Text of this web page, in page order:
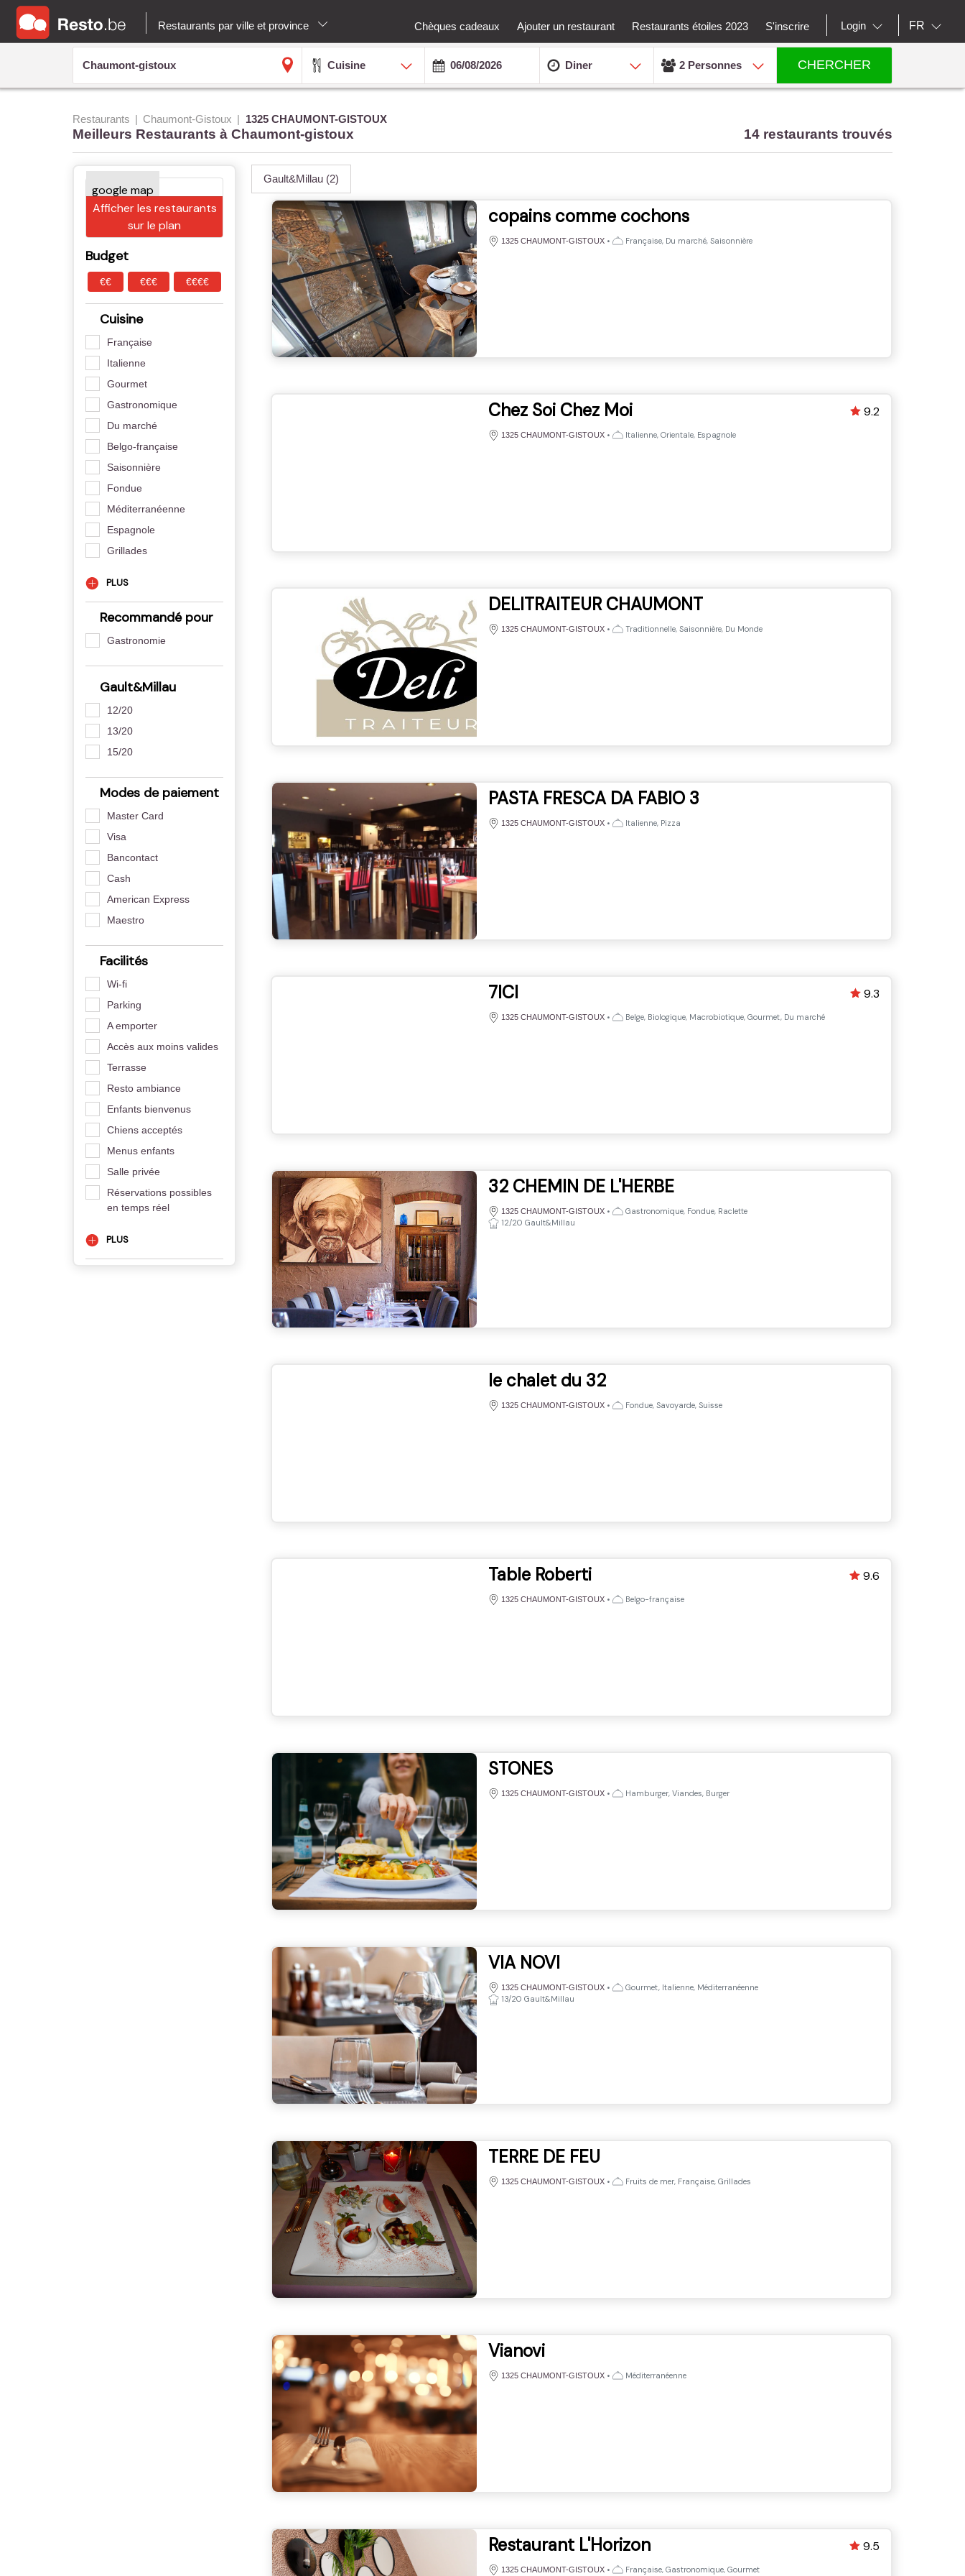
Restaurants par ville et province Chèques cadeaux Ajouter un restaurant Restaurants étoiles 2023 S'inscrire Login FR
Cuisine Diner 2 Personnes CHERCHER
Restaurants Chaumont-Gistoux 1325 CHAUMONT-GISTOUX
Meilleurs Restaurants à Chaumont-gistoux 14 restaurants trouvés
Afficher les restaurants
sur le plan
Budget
€€ €€€ €€€€
Cuisine
Française
Italienne
Gourmet
Gastronomique
Du marché
Belgo-française
Saisonnière
Fondue
Méditerranéenne
Espagnole
Grillades
PLUS
Recommandé pour
Gastronomie
Gault&Millau
12/20
13/20
15/20
Modes de paiement
Master Card
Visa
Bancontact
Cash
American Express
Maestro
Facilités
Wi-fi
Parking
A emporter
Accès aux moins valides
Terrasse
Resto ambiance
Enfants bienvenus
Chiens acceptés
Menus enfants
Salle privée
Réservations possibles
en temps réel
PLUS
Gault&Millau (2)
copains comme cochons
1325 CHAUMONT-GISTOUX • Française, Du marché, Saisonnière
Chez Soi Chez Moi
1325 CHAUMONT-GISTOUX • Italienne, Orientale, Espagnole
9.2
DELITRAITEUR CHAUMONT
1325 CHAUMONT-GISTOUX • Traditionnelle, Saisonnière, Du Monde
PASTA FRESCA DA FABIO 3
1325 CHAUMONT-GISTOUX • Italienne, Pizza
7ICI
1325 CHAUMONT-GISTOUX • Belge, Biologique, Macrobiotique, Gourmet, Du marché
9.3
32 CHEMIN DE L'HERBE
1325 CHAUMONT-GISTOUX •
Gastronomique, Fondue, Raclette
12/20 Gault&Millau
le chalet du 32
1325 CHAUMONT-GISTOUX • Fondue, Savoyarde, Suisse
Table Roberti
1325 CHAUMONT-GISTOUX • Belgo-française
9.6
STONES
1325 CHAUMONT-GISTOUX • Hamburger, Viandes, Burger
VIA NOVI
1325 CHAUMONT-GISTOUX •
Gourmet, Italienne, Méditerranéenne
13/20 Gault&Millau
TERRE DE FEU
1325 CHAUMONT-GISTOUX • Fruits de mer, Française, Grillades
Vianovi
1325 CHAUMONT-GISTOUX • Méditerranéenne
Restaurant L'Horizon
1325 CHAUMONT-GISTOUX • Française, Gastronomique, Gourmet
9.5